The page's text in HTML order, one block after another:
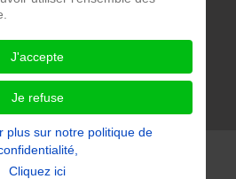
Paris ** 2018 - 2026 ** Design :
: partiellement conforme
J'accepte
Je refuse
plus sur notre politique de
Cliquez ici